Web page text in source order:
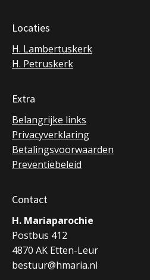
Locaties
H. Lambertuskerk
H. Petruskerk
Extra
Belangrijke links
Privacyverklaring
Betalingsvoorwaarden
Preventiebeleid
Contact
H. Mariaparochie
Postbus 412
4870 AK Etten-Leur
bestuur@hmaria.nl